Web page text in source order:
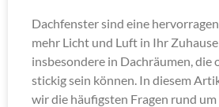
Dachfenster sind eine
mehr Licht und Luft in Ihr
insbesondere in Dachräumen, die
stickig sein können. In diesem
wir die häufigsten Fragen rund